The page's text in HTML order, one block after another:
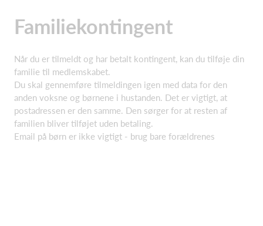
Familiekontingent
Når du er tilmeldt og har betalt kontingent, kan du tilføje din
familie til medlemskabet.
Du skal gennemføre tilmeldingen igen med data for den
anden voksne og børnene i hustanden. Det er vigtigt, at
postadressen er den samme. Den sørger for at resten af
familien bliver tilføjet uden betaling.
Email på børn er ikke vigtigt - brug bare forældrenes